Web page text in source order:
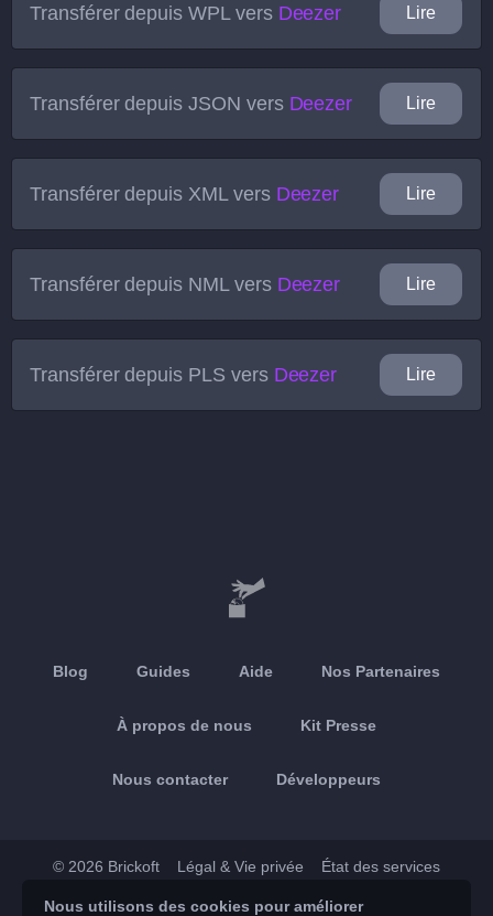
Transférer depuisWPLvers Deezer Lire
Transférer depuisJSON vers Deezer Lire
Transférer depuis XMLvers Deezer Lire
Transférer depuis NMLvers Deezer Lire
Transférer depuis PLS vers Deezer Lire
Blog Guides Aide Nos Partenaires
À propos de nous Kit Presse
Nous contacter Développeurs
© 2026 Brickoft Légal & Vie privée État des services
Nous utilisons des cookies pour améliorer